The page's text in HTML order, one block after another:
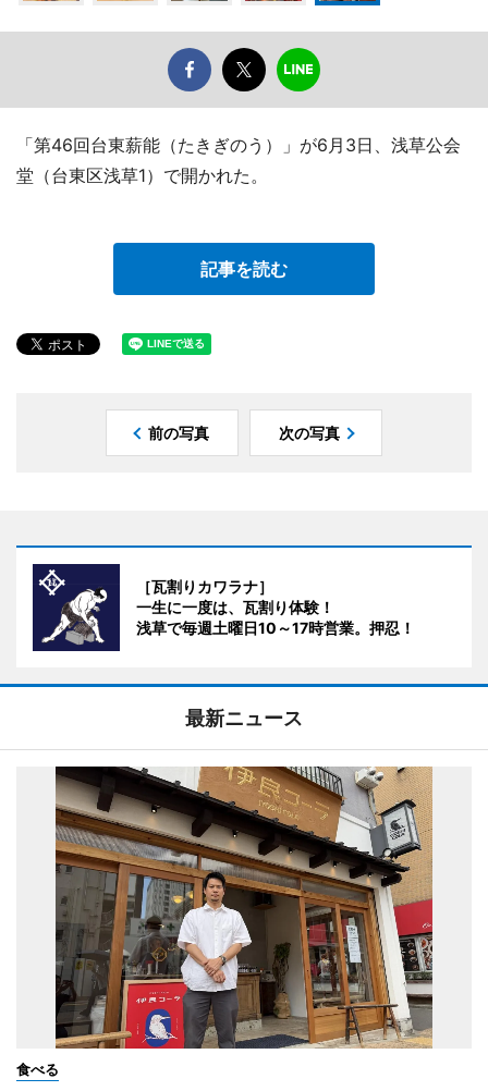
「第46回台東薪能（たきぎのう）」が6月3日、浅草公会
堂（台東区浅草1）で開かれた。
記事を読む
前の写真 次の写真
［瓦割りカワラナ］
一生に一度は、瓦割り体験！
浅草で毎週土曜日10～17時営業。押忍！
最新ニュース
食べる